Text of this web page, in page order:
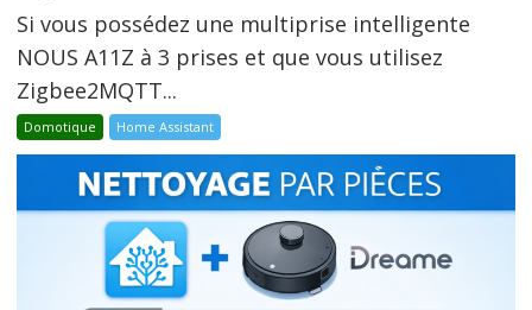
Si vous possédez une multiprise intelligente
NOUS A11Z à 3 prises et que vous utilisez
Zigbee2MQTT...
Domotique Home Assistant